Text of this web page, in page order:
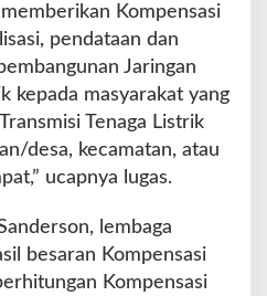
Kompensasi
pendataan dan
Jaringan
kepada masyarakat yang
Tenaga Listrik
desa, kecamatan, atau
ucapnya lugas.
lembaga
besaran Kompensasi
Kompensasi